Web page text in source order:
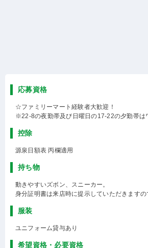
応募資格
☆ファミリーマート経験者大歓迎！
※22-8の夜勤帯及び日曜日の17-22の夕勤帯は
控除
源泉日額表 丙欄適用
持ち物
動きやすいズボン、スニーカー。
身分証明書は来店時に提示していただきますの
服装
ユニフォーム貸与あり
希望資格・必要資格